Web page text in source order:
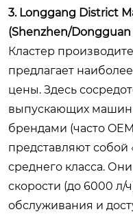
3. Longgang District
(Shenzhen/
Кластер
предлагает
цены. Здесь
выпускающих
брендами (часто
представляют собой
среднего класса.
скорости (до 6000 л/
обслуживания и